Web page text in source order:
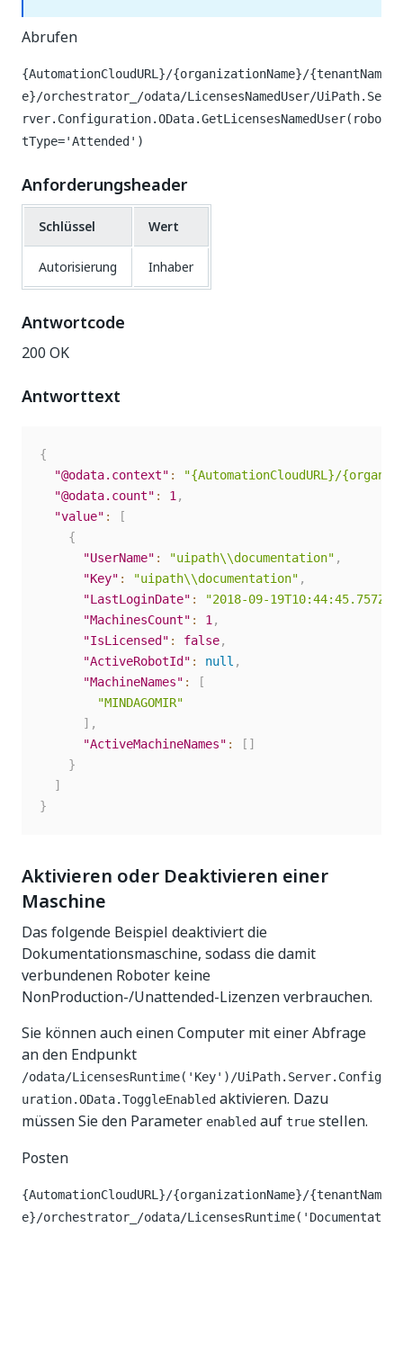
Abrufen
{AutomationCloudURL}/{organizationName}/{tenantNam
e}/orchestrator_/odata/LicensesNamedUser/UiPath.Se
rver.Configuration.OData.GetLicensesNamedUser(robo
tType='Attended')
Anforderungsheader
Schlüssel Wert
Autorisierung Inhaber
Antwortcode
200 OK
Antworttext
{
"@odata.context" :
"{AutomationCloudURL}/
"@odata.count" : 1 ,
"value" :
[
{
"UserName" : "uipath\\documentation" ,
"Key" : "uipath\\documentation" ,
"LastLoginDate" : "2018-09-19T10:44:45.757Z"
"MachinesCount" : 1 ,
"IsLicensed" : false,
"ActiveRobotId" : null ,
"MachineNames" :
[
"MINDAGOMIR"
] ,
"ActiveMachineNames" : [ ]
}
]
}
Aktivieren oder Deaktivieren einer
Maschine
Das folgende Beispiel deaktiviert die
Dokumentationsmaschine, sodass die damit
verbundenen Roboter keine
NonProduction-/Unattended-Lizenzen verbrauchen.
Sie können auch einen Computer mit einer Abfrage
an den Endpunkt
/odata/LicensesRuntime('Key')/UiPath.Server.Config
uration.OData.ToggleEnabled aktivieren. Dazu
müssen Sie den Parameter enabled auf true stellen.
Posten
{AutomationCloudURL}/{organizationName}/{tenantNam
e}/orchestrator_/odata/LicensesRuntime('Documentat